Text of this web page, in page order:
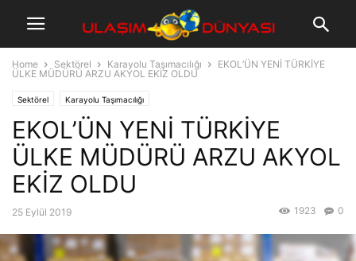
Home Sektörel Karayolu Taşımacılığı
EKOL’ÜN YENİ TÜRKİYE
ÜLKE MÜDÜRÜ ARZU AKYOL EKİZ OLDU
Sektörel Karayolu Taşımacılığı
EKOL’ÜN YENİ TÜRKİYE
ÜLKE MÜDÜRÜ ARZU AKYOL
EKİZ OLDU
25 Eylül 2019 0
1923